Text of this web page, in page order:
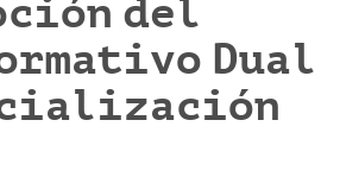
del
Dual